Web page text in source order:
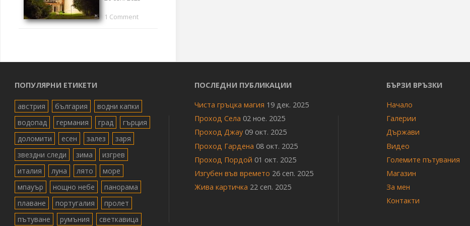
1 Comment
ПОПУЛЯРНИ ЕТИКЕТИ
австрия българия
водни капки
водопад
германия град
гърция
доломити
есен залез
заря
звездни следи
зима
изгрев
италия
луна лято
море
мпауър
нощно небе
панорама
плаване
португалия
пролет
пътуване
румъния светкавица
ПОСЛЕДНИ ПУБЛИКАЦИИ
Чиста гръцка магия 19 дек. 2025
Проход Села 02 ное. 2025
Проход Джау 09 окт. 2025
Проход Гардена 08 окт. 2025
Проход Пордой 01 окт. 2025
Изгубен във времето 26 сеп. 2025
Жива картичка 22 сеп. 2025
БЪРЗИ ВРЪЗКИ
Начало
Галерии
Държави
Видео
Големите пътувания
Магазин
За мен
Контакти